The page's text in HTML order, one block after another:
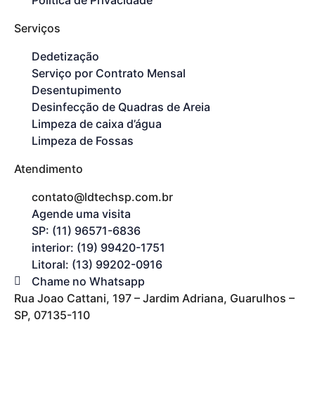
Serviços
Dedetização
Serviço por Contrato Mensal
Desentupimento
Desinfecção de Quadras de Areia
Limpeza de caixa d’água
Limpeza de Fossas
Atendimento
contato@ldtechsp.com.br
Agende uma visita
SP: (11) 96571-6836
interior: (19) 99420-1751
Litoral: (13) 99202-0916
Chame no Whatsapp
Rua Joao Cattani, 197 – Jardim Adriana, Guarulhos –
SP, 07135-110